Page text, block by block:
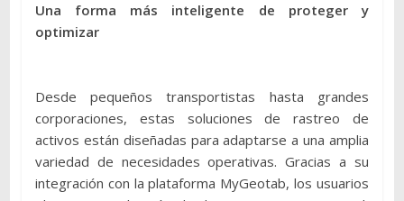
Una forma más inteligente de proteger y
optimizar
Desde pequeños transportistas hasta grandes
corporaciones, estas soluciones de rastreo de
activos están diseñadas para adaptarse a una amplia
variedad de necesidades operativas. Gracias a su
integración con la plataforma MyGeotab, los usuarios